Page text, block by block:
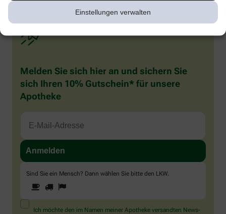
Einstellungen verwalten
Melden Sie sich hier an und sichern Sie
sich Ihren 10% Gutschein* für unsere
Apotheke
Sind Sie ein Mensch? Dann wählen Sie bitte den LKW
Sie
ein
Mensch?
1 2
Ich möchte den im Namen meiner Apotheke versandten News-